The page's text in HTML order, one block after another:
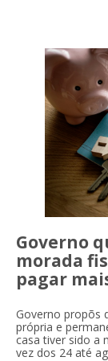
Governo
morada
pagar
Governo propõs
própria e
casa tiver sido a
vez dos 24 até